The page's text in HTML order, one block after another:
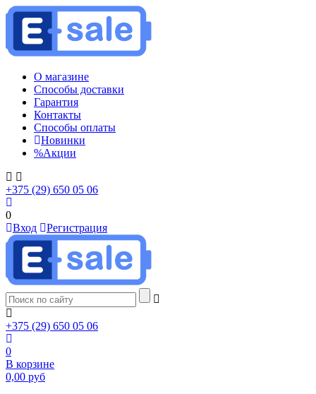
О магазине
Способы доставки
Гарантия
Контакты
Способы оплаты
Новинки
%Акции
+375 (29) 650 05 06
0
Вход
Регистрация
+375 (29) 650 05 06
0
В корзине
0,00 руб